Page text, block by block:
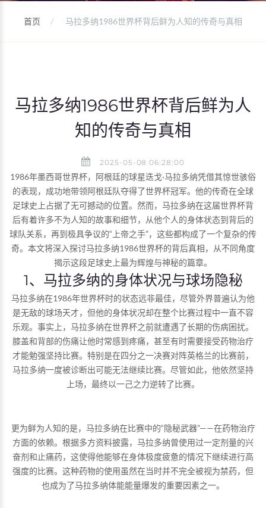
首页 马拉多纳1986世界杯背后鲜为人知的传奇与真相
马拉多纳1986世界杯背后鲜为人
知的传奇与真相
2025-05-08 06:28:00
1986年墨西哥世界杯，阿根廷的球星迭戈·马拉多纳凭借其惊世骇俗
的表现，成功地带领阿根廷队夺得了世界杯冠军。他的传奇在全球
足球史上占据了无可撼动的位置。然而，马拉多纳在这届世界杯背
后有着许多不为人知的故事和细节，从他个人的身体状态到背后的
球队关系，再到极具争议的“上帝之手”，这些都构成了一个复杂的传
奇。本文将深入探讨马拉多纳1986世界杯的背后真相，从不同角度
揭示这段足球史上最为辉煌与神秘的篇章。
1、马拉多纳的身体状况与球场隐秘
马拉多纳在1986年世界杯时的状态远非最佳，尽管外界普遍认为他
是无敌的球场天才，但他的身体状况却在整个比赛过程中一直不容
乐观。事实上，马拉多纳在世界杯之前就遭遇了长期的伤病困扰。
膝盖和背部的伤痛让他时常感到疼痛，甚至有时需要接受药物治疗
才能勉强坚持比赛。特别是在四分之一决赛对阵英格兰的比赛前，
马拉多纳一度被诊断出可能无法继续比赛。尽管如此，他依然坚持
上场，最终以一己之力逆转了比赛。
更为鲜为人知的是，马拉多纳在比赛中的“隐秘武器”——在药物治疗
方面的依赖。根据多方资料披露，马拉多纳曾使用过一定剂量的兴
奋剂和止痛药，这使得他能够在身体极度疲惫的情况下继续进行高
强度的比赛。这种药物的使用虽然在当时并不完全被视为禁药，但
也成为了马拉多纳体能能量爆发的重要因素之一。